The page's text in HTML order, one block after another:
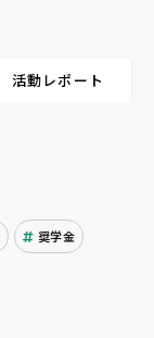
活動レポート
奨学金